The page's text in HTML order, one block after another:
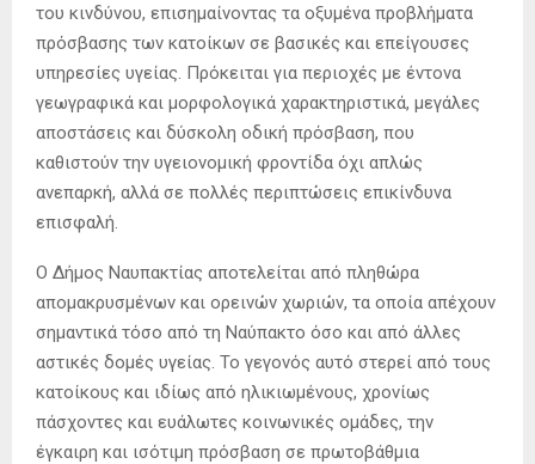
του κινδύνου, επισημαίνοντας τα οξυμένα προβλήματα
πρόσβασης των κατοίκων σε βασικές και επείγουσες
υπηρεσίες υγείας. Πρόκειται για περιοχές με έντονα
γεωγραφικά και μορφολογικά χαρακτηριστικά, μεγάλες
αποστάσεις και δύσκολη οδική πρόσβαση, που
καθιστούν την υγειονομική φροντίδα όχι απλώς
ανεπαρκή, αλλά σε πολλές περιπτώσεις επικίνδυνα
επισφαλή.
Ο Δήμος Ναυπακτίας αποτελείται από πληθώρα
απομακρυσμένων και ορεινών χωριών, τα οποία απέχουν
σημαντικά τόσο από τη Ναύπακτο όσο και από άλλες
αστικές δομές υγείας. Το γεγονός αυτό στερεί από τους
κατοίκους και ιδίως από ηλικιωμένους, χρονίως
πάσχοντες και ευάλωτες κοινωνικές ομάδες, την
έγκαιρη και ισότιμη πρόσβαση σε πρωτοβάθμια